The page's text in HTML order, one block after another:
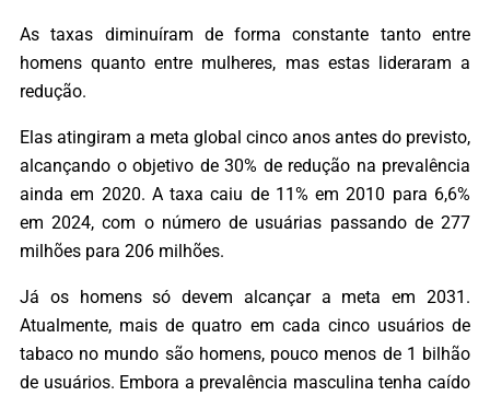
As taxas diminuíram de forma constante tanto entre
homens quanto entre mulheres, mas estas lideraram a
redução.
Elas atingiram a meta global cinco anos antes do previsto,
alcançando o objetivo de 30% de redução na prevalência
ainda em 2020. A taxa caiu de 11% em 2010 para 6,6%
em 2024, com o número de usuárias passando de 277
milhões para 206 milhões.
Já os homens só devem alcançar a meta em 2031.
Atualmente, mais de quatro em cada cinco usuários de
tabaco no mundo são homens, pouco menos de 1 bilhão
de usuários. Embora a prevalência masculina tenha caído